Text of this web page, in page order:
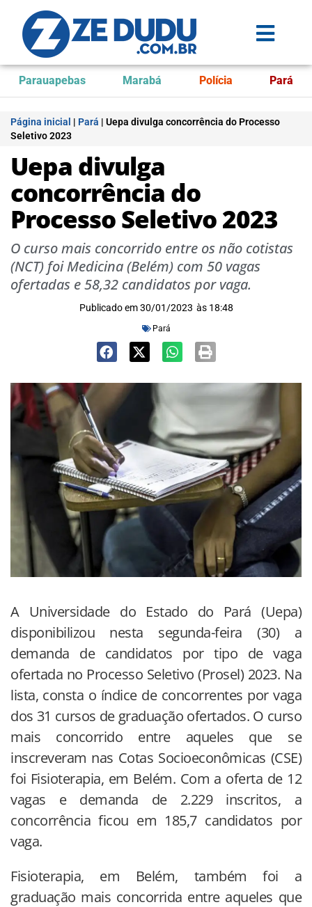
Parauapebas Marabá Polícia Pará
Página inicial | Pará | Uepa divulga concorrência do Processo
Seletivo 2023
Uepa divulga
concorrência do
Processo Seletivo 2023
O curso mais concorrido entre os não cotistas
(NCT) foi Medicina (Belém) com 50 vagas
ofertadas e 58,32 candidatos por vaga.
Publicado em 30/01/2023 às 18:48
Pará
A Universidade do Estado do Pará (Uepa)
disponibilizou nesta segunda-feira (30) a
demanda de candidatos por tipo de vaga
ofertada no Processo Seletivo (Prosel) 2023. Na
lista, consta o índice de concorrentes por vaga
dos 31 cursos de graduação ofertados. O curso
mais concorrido entre aqueles que se
inscreveram nas Cotas Socioeconômicas (CSE)
foi Fisioterapia, em Belém. Com a oferta de 12
vagas e demanda de 2.229 inscritos, a
concorrência ficou em 185,7 candidatos por
vaga.
Fisioterapia, em Belém, também foi a
graduação mais concorrida entre aqueles que